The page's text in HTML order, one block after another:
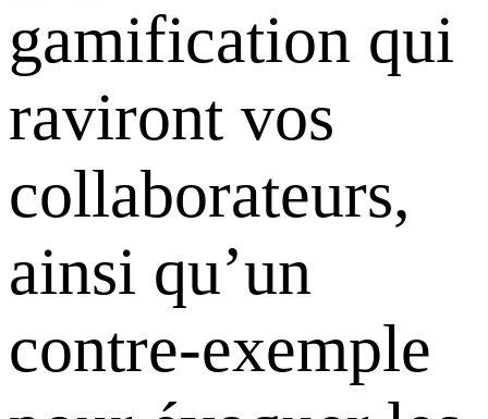
gamification qui
raviront vos
collaborateurs,
ainsi qu’un
contre-exemple